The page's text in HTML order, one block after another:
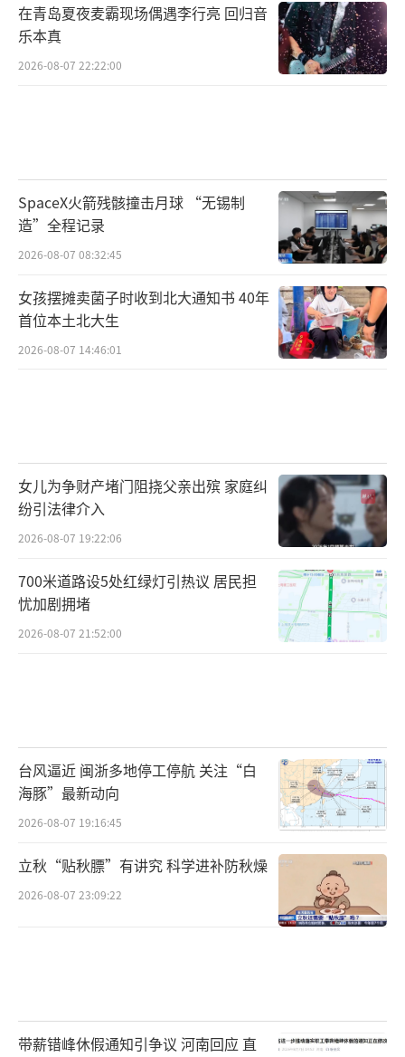
在青岛夏夜麦霸现场偶遇李行亮 回归音
乐本真
2026-08-07 22:22:00
SpaceX火箭残骸撞击月球 “无锡制
造”全程记录
2026-08-07 08:32:45
女孩摆摊卖菌子时收到北大通知书 40年
首位本土北大生
2026-08-07 14:46:01
女儿为争财产堵门阻挠父亲出殡 家庭纠
纷引法律介入
2026-08-07 19:22:06
700米道路设5处红绿灯引热议 居民担
忧加剧拥堵
2026-08-07 21:52:00
台风逼近 闽浙多地停工停航 关注“白
海豚”最新动向
2026-08-07 19:16:45
立秋“贴秋膘”有讲究 科学进补防秋燥
2026-08-07 23:09:22
带薪错峰休假通知引争议 河南回应 直